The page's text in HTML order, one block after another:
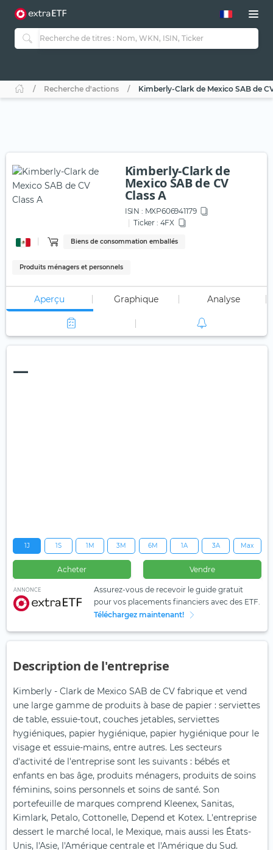
Recherche d'actions Kimberly-Clark de Mexico SAB de
Kimberly-Clark de
Mexico SAB de CV
Class A
ISIN : MXP606941179
Ticker : 4FX
Biens de consommation emballés
Produits ménagers et personnels
Aperçu Graphique Analyse
—
1J 1S 1M 3M 6M 1A 3A Max
Acheter Vendre
ANNONCE
Assurez-vous de recevoir le guide gratuit
pour vos placements financiers avec des ETF.
Téléchargez maintenant!
Description de l'entreprise
Kimberly - Clark de Mexico SAB de CV fabrique et vend
une large gamme de produits à base de papier : serviettes
de table, essuie-tout, couches jetables, serviettes
hygiéniques, papier hygiénique, papier hygiénique pour le
visage et essuie-mains, entre autres. Les secteurs
d'activité de l'entreprise sont les suivants : bébés et
enfants en bas âge, produits ménagers, produits de soins
féminins, soins personnels et soins de santé. Son
portefeuille de marques comprend Kleenex, Sanitas,
Kimlark, Petalo, Cottonelle, Depend et Kotex. L'entreprise
dessert le marché local, le Mexique, mais aussi les États-
Unis, l'Asie, l'Amérique centrale et l'Amérique du Sud.